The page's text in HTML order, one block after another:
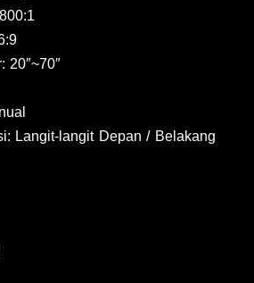
20″~70″
Langit-langit Depan / Belakang